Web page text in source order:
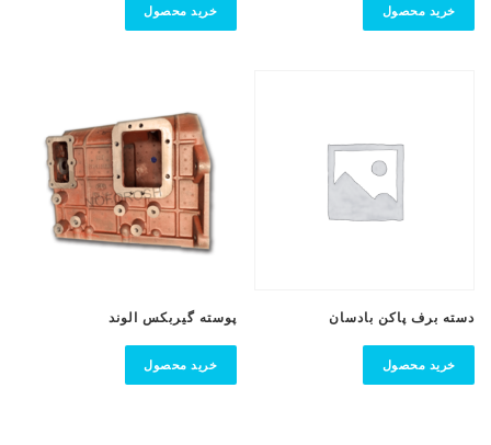
خرید محصول خرید محصول
دسته برف پاکن بادسان
خرید محصول
پوسته گیربکس الوند
خرید محصول